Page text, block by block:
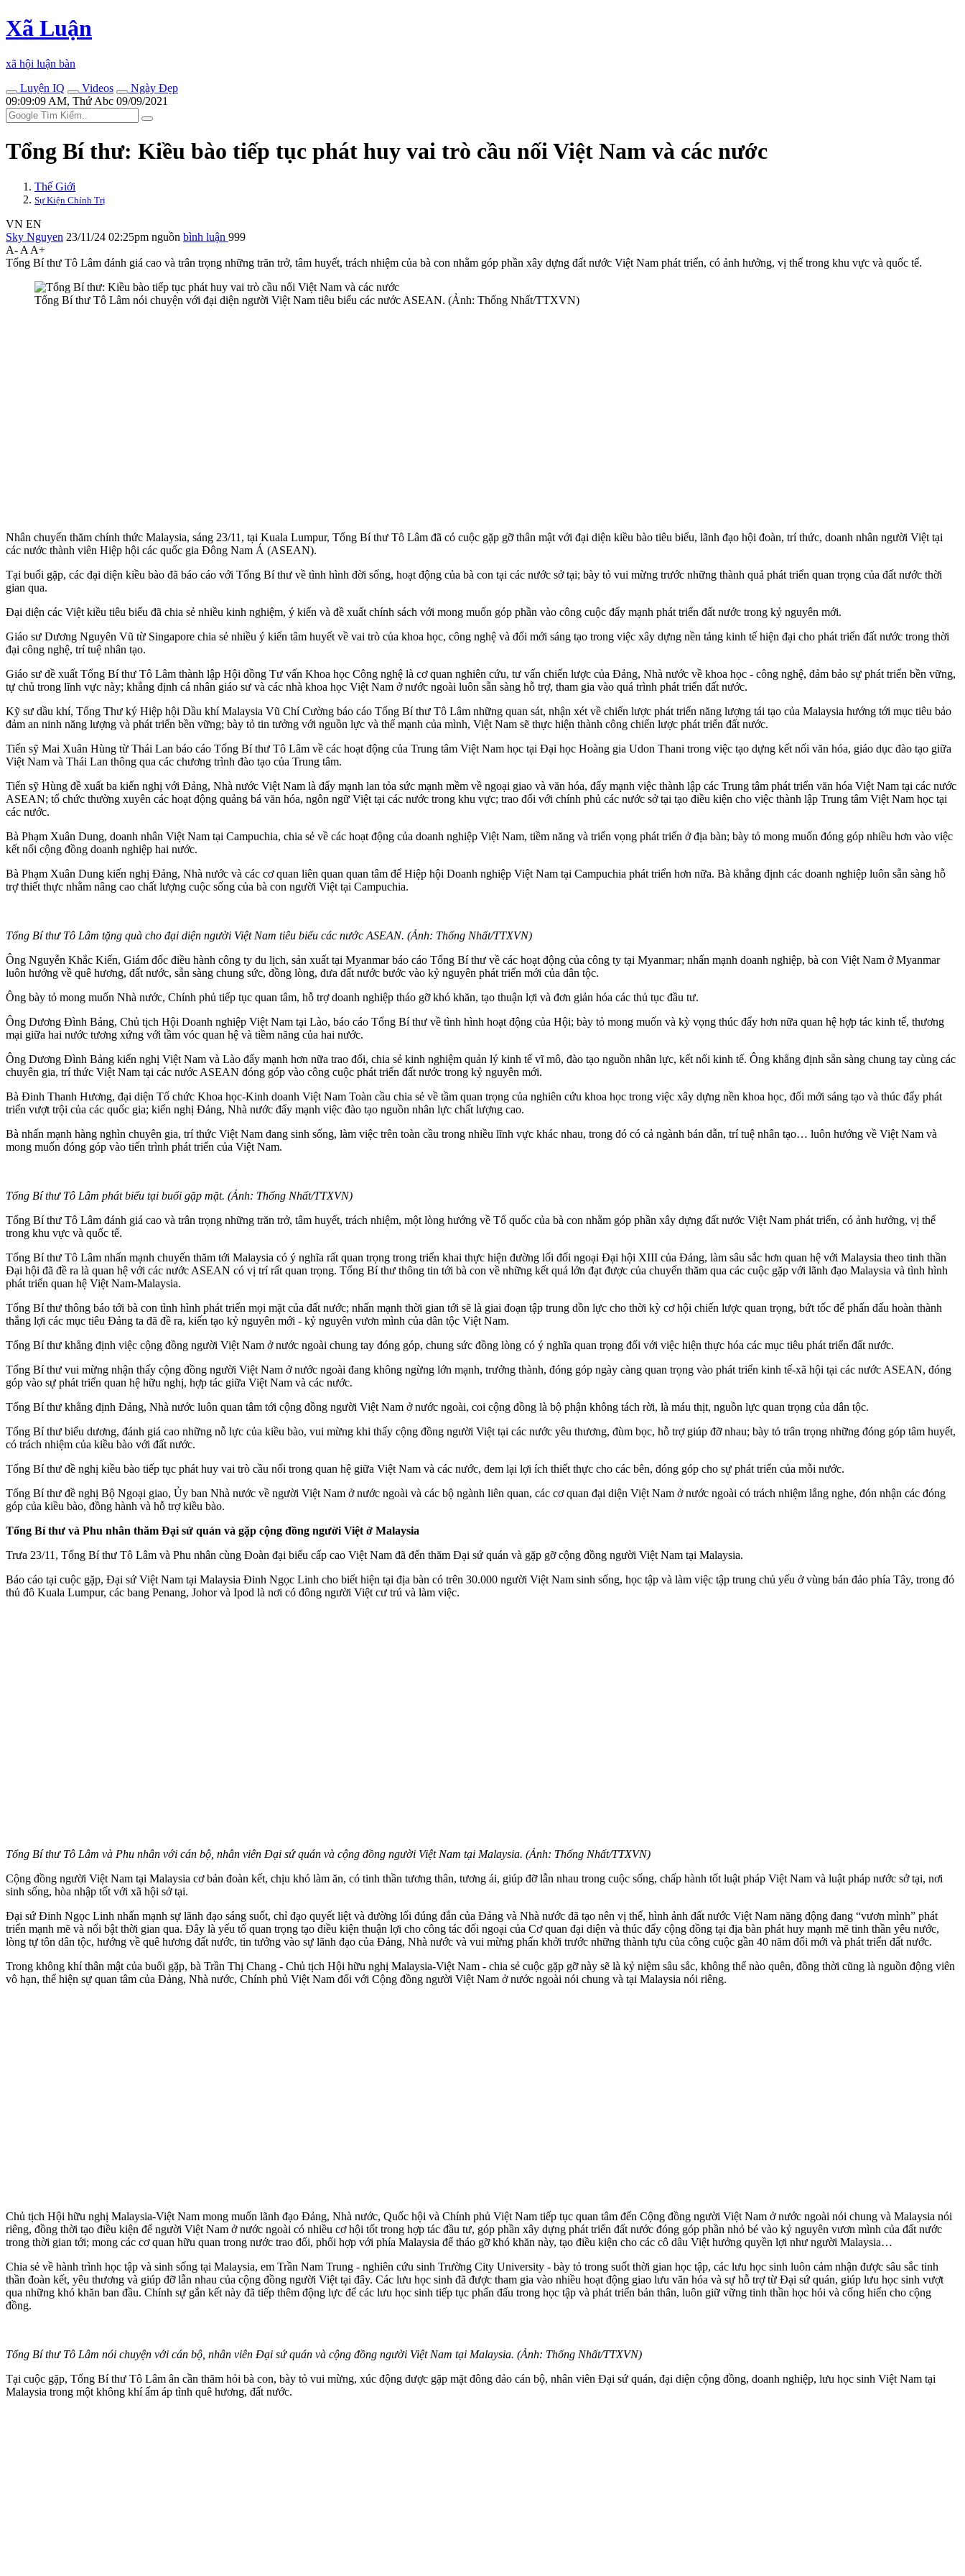
Xã Luận
xã hội luận bàn
Luyện IQ
Videos
Ngày Đẹp
09:09:09 AM, Thứ Abc 09/09/2021
Tổng Bí thư: Kiều bào tiếp tục phát huy vai trò cầu nối Việt Nam và các nước
Thế Giới
Sự Kiện Chính Trị
VN EN
Sky Nguyen 23/11/24 02:25pm nguồn bình luận 999
A- A A+
Tổng Bí thư Tô Lâm đánh giá cao và trân trọng những trăn trở, tâm huyết, trách nhiệm của bà con nhằm góp phần xây dựng đất nước Việt Nam phát triển, có ảnh hưởng, vị thế trong khu vực và quốc tế.
Tổng Bí thư Tô Lâm nói chuyện với đại diện người Việt Nam tiêu biểu các nước ASEAN. (Ảnh: Thống Nhất/TTXVN)
Nhân chuyến thăm chính thức Malaysia, sáng 23/11, tại Kuala Lumpur, Tổng Bí thư Tô Lâm đã có cuộc gặp gỡ thân mật với đại diện kiều bào tiêu biểu, lãnh đạo hội đoàn, trí thức, doanh nhân người Việt tại
các nước thành viên Hiệp hội các quốc gia Đông Nam Á (ASEAN).
Tại buổi gặp, các đại diện kiều bào đã báo cáo với Tổng Bí thư về tình hình đời sống, hoạt động của bà con tại các nước sở tại; bày tỏ vui mừng trước những thành quả phát triển quan trọng của đất nước thời
gian qua.
Đại diện các Việt kiều tiêu biểu đã chia sẻ nhiều kinh nghiệm, ý kiến và đề xuất chính sách với mong muốn góp phần vào công cuộc đẩy mạnh phát triển đất nước trong kỷ nguyên mới.
Giáo sư Dương Nguyên Vũ từ Singapore chia sẻ nhiều ý kiến tâm huyết về vai trò của khoa học, công nghệ và đổi mới sáng tạo trong việc xây dựng nền tảng kinh tế hiện đại cho phát triển đất nước trong thời
đại công nghệ, trí tuệ nhân tạo.
Giáo sư đề xuất Tổng Bí thư Tô Lâm thành lập Hội đồng Tư vấn Khoa học Công nghệ là cơ quan nghiên cứu, tư vấn chiến lược của Đảng, Nhà nước về khoa học - công nghệ, đảm bảo sự phát triển bền vững,
tự chủ trong lĩnh vực này; khẳng định cá nhân giáo sư và các nhà khoa học Việt Nam ở nước ngoài luôn sẵn sàng hỗ trợ, tham gia vào quá trình phát triển đất nước.
Kỹ sư dầu khí, Tổng Thư ký Hiệp hội Dầu khí Malaysia Vũ Chí Cường báo cáo Tổng Bí thư Tô Lâm những quan sát, nhận xét về chiến lược phát triển năng lượng tái tạo của Malaysia hướng tới mục tiêu bảo
đảm an ninh năng lượng và phát triển bền vững; bày tỏ tin tưởng với nguồn lực và thế mạnh của mình, Việt Nam sẽ thực hiện thành công chiến lược phát triển đất nước.
Tiến sỹ Mai Xuân Hùng từ Thái Lan báo cáo Tổng Bí thư Tô Lâm về các hoạt động của Trung tâm Việt Nam học tại Đại học Hoàng gia Udon Thani trong việc tạo dựng kết nối văn hóa, giáo dục đào tạo giữa
Việt Nam và Thái Lan thông qua các chương trình đào tạo của Trung tâm.
Tiến sỹ Hùng đề xuất ba kiến nghị với Đảng, Nhà nước Việt Nam là đẩy mạnh lan tỏa sức mạnh mềm về ngoại giao và văn hóa, đẩy mạnh việc thành lập các Trung tâm phát triển văn hóa Việt Nam tại các nước
ASEAN; tổ chức thường xuyên các hoạt động quảng bá văn hóa, ngôn ngữ Việt tại các nước trong khu vực; trao đổi với chính phủ các nước sở tại tạo điều kiện cho việc thành lập Trung tâm Việt Nam học tại
các nước.
Bà Phạm Xuân Dung, doanh nhân Việt Nam tại Campuchia, chia sẻ về các hoạt động của doanh nghiệp Việt Nam, tiềm năng và triển vọng phát triển ở địa bàn; bày tỏ mong muốn đóng góp nhiều hơn vào việc
kết nối cộng đồng doanh nghiệp hai nước.
Bà Phạm Xuân Dung kiến nghị Đảng, Nhà nước và các cơ quan liên quan quan tâm để Hiệp hội Doanh nghiệp Việt Nam tại Campuchia phát triển hơn nữa. Bà khẳng định các doanh nghiệp luôn sẵn sàng hỗ
trợ thiết thực nhằm nâng cao chất lượng cuộc sống của bà con người Việt tại Campuchia.
Tổng Bí thư Tô Lâm tặng quà cho đại diện người Việt Nam tiêu biểu các nước ASEAN. (Ảnh: Thống Nhất/TTXVN)
Ông Nguyễn Khắc Kiến, Giám đốc điều hành công ty du lịch, sản xuất tại Myanmar báo cáo Tổng Bí thư về các hoạt động của công ty tại Myanmar; nhấn mạnh doanh nghiệp, bà con Việt Nam ở Myanmar
luôn hướng về quê hương, đất nước, sẵn sàng chung sức, đồng lòng, đưa đất nước bước vào kỷ nguyên phát triển mới của dân tộc.
Ông bày tỏ mong muốn Nhà nước, Chính phủ tiếp tục quan tâm, hỗ trợ doanh nghiệp tháo gỡ khó khăn, tạo thuận lợi và đơn giản hóa các thủ tục đầu tư.
Ông Dương Đình Bảng, Chủ tịch Hội Doanh nghiệp Việt Nam tại Lào, báo cáo Tổng Bí thư về tình hình hoạt động của Hội; bày tỏ mong muốn và kỳ vọng thúc đẩy hơn nữa quan hệ hợp tác kinh tế, thương
mại giữa hai nước tương xứng với tầm vóc quan hệ và tiềm năng của hai nước.
Ông Dương Đình Bảng kiến nghị Việt Nam và Lào đẩy mạnh hơn nữa trao đổi, chia sẻ kinh nghiệm quản lý kinh tế vĩ mô, đào tạo nguồn nhân lực, kết nối kinh tế. Ông khẳng định sẵn sàng chung tay cùng các
chuyên gia, trí thức Việt Nam tại các nước ASEAN đóng góp vào công cuộc phát triển đất nước trong kỷ nguyên mới.
Bà Đinh Thanh Hương, đại diện Tổ chức Khoa học-Kinh doanh Việt Nam Toàn cầu chia sẻ về tầm quan trọng của nghiên cứu khoa học trong việc xây dựng nền khoa học, đổi mới sáng tạo và thúc đẩy phát
triển vượt trội của các quốc gia; kiến nghị Đảng, Nhà nước đẩy mạnh việc đào tạo nguồn nhân lực chất lượng cao.
Bà nhấn mạnh hàng nghìn chuyên gia, trí thức Việt Nam đang sinh sống, làm việc trên toàn cầu trong nhiều lĩnh vực khác nhau, trong đó có cả ngành bán dẫn, trí tuệ nhân tạo… luôn hướng về Việt Nam và
mong muốn đóng góp vào tiến trình phát triển của Việt Nam.
Tổng Bí thư Tô Lâm phát biểu tại buổi gặp mặt. (Ảnh: Thống Nhất/TTXVN)
Tổng Bí thư Tô Lâm đánh giá cao và trân trọng những trăn trở, tâm huyết, trách nhiệm, một lòng hướng về Tổ quốc của bà con nhằm góp phần xây dựng đất nước Việt Nam phát triển, có ảnh hưởng, vị thế
trong khu vực và quốc tế.
Tổng Bí thư Tô Lâm nhấn mạnh chuyến thăm tới Malaysia có ý nghĩa rất quan trọng trong triển khai thực hiện đường lối đối ngoại Đại hội XIII của Đảng, làm sâu sắc hơn quan hệ với Malaysia theo tinh thần
Đại hội đã đề ra là quan hệ với các nước ASEAN có vị trí rất quan trọng. Tổng Bí thư thông tin tới bà con về những kết quả lớn đạt được của chuyến thăm qua các cuộc gặp với lãnh đạo Malaysia và tình hình
phát triển quan hệ Việt Nam-Malaysia.
Tổng Bí thư thông báo tới bà con tình hình phát triển mọi mặt của đất nước; nhấn mạnh thời gian tới sẽ là giai đoạn tập trung dồn lực cho thời kỳ cơ hội chiến lược quan trọng, bứt tốc để phấn đấu hoàn thành
thắng lợi các mục tiêu Đảng ta đã đề ra, kiến tạo kỷ nguyên mới - kỷ nguyên vươn mình của dân tộc Việt Nam.
Tổng Bí thư khẳng định việc cộng đồng người Việt Nam ở nước ngoài chung tay đóng góp, chung sức đồng lòng có ý nghĩa quan trọng đối với việc hiện thực hóa các mục tiêu phát triển đất nước.
Tổng Bí thư vui mừng nhận thấy cộng đồng người Việt Nam ở nước ngoài đang không ngừng lớn mạnh, trưởng thành, đóng góp ngày càng quan trọng vào phát triển kinh tế-xã hội tại các nước ASEAN, đóng
góp vào sự phát triển quan hệ hữu nghị, hợp tác giữa Việt Nam và các nước.
Tổng Bí thư khẳng định Đảng, Nhà nước luôn quan tâm tới cộng đồng người Việt Nam ở nước ngoài, coi cộng đồng là bộ phận không tách rời, là máu thịt, nguồn lực quan trọng của dân tộc.
Tổng Bí thư biểu dương, đánh giá cao những nỗ lực của kiều bào, vui mừng khi thấy cộng đồng người Việt tại các nước yêu thương, đùm bọc, hỗ trợ giúp đỡ nhau; bày tỏ trân trọng những đóng góp tâm huyết,
có trách nhiệm của kiều bào với đất nước.
Tổng Bí thư đề nghị kiều bào tiếp tục phát huy vai trò cầu nối trong quan hệ giữa Việt Nam và các nước, đem lại lợi ích thiết thực cho các bên, đóng góp cho sự phát triển của mỗi nước.
Tổng Bí thư đề nghị Bộ Ngoại giao, Ủy ban Nhà nước về người Việt Nam ở nước ngoài và các bộ ngành liên quan, các cơ quan đại diện Việt Nam ở nước ngoài có trách nhiệm lắng nghe, đón nhận các đóng
góp của kiều bào, đồng hành và hỗ trợ kiều bào.
Tổng Bí thư và Phu nhân thăm Đại sứ quán và gặp cộng đồng người Việt ở Malaysia
Trưa 23/11, Tổng Bí thư Tô Lâm và Phu nhân cùng Đoàn đại biểu cấp cao Việt Nam đã đến thăm Đại sứ quán và gặp gỡ cộng đồng người Việt Nam tại Malaysia.
Báo cáo tại cuộc gặp, Đại sứ Việt Nam tại Malaysia Đinh Ngọc Linh cho biết hiện tại địa bàn có trên 30.000 người Việt Nam sinh sống, học tập và làm việc tập trung chủ yếu ở vùng bán đảo phía Tây, trong đó
thủ đô Kuala Lumpur, các bang Penang, Johor và Ipod là nơi có đông người Việt cư trú và làm việc.
Tổng Bí thư Tô Lâm và Phu nhân với cán bộ, nhân viên Đại sứ quán và cộng đồng người Việt Nam tại Malaysia. (Ảnh: Thống Nhất/TTXVN)
Cộng đồng người Việt Nam tại Malaysia cơ bản đoàn kết, chịu khó làm ăn, có tinh thần tương thân, tương ái, giúp đỡ lẫn nhau trong cuộc sống, chấp hành tốt luật pháp Việt Nam và luật pháp nước sở tại, nơi
sinh sống, hòa nhập tốt với xã hội sở tại.
Đại sứ Đinh Ngọc Linh nhấn mạnh sự lãnh đạo sáng suốt, chỉ đạo quyết liệt và đường lối đúng đắn của Đảng và Nhà nước đã tạo nên vị thế, hình ảnh đất nước Việt Nam năng động đang “vươn mình” phát
triển mạnh mẽ và nổi bật thời gian qua. Đây là yếu tố quan trọng tạo điều kiện thuận lợi cho công tác đối ngoại của Cơ quan đại diện và thúc đẩy cộng đồng tại địa bàn phát huy mạnh mẽ tinh thần yêu nước,
lòng tự tôn dân tộc, hướng về quê hương đất nước, tin tưởng vào sự lãnh đạo của Đảng, Nhà nước và vui mừng phấn khởi trước những thành tựu của công cuộc gần 40 năm đổi mới và phát triển đất nước.
Trong không khí thân mật của buổi gặp, bà Trần Thị Chang - Chủ tịch Hội hữu nghị Malaysia-Việt Nam - chia sẻ cuộc gặp gỡ này sẽ là kỷ niệm sâu sắc, không thể nào quên, đồng thời cũng là nguồn động viên
vô hạn, thể hiện sự quan tâm của Đảng, Nhà nước, Chính phủ Việt Nam đối với Cộng đồng người Việt Nam ở nước ngoài nói chung và tại Malaysia nói riêng.
Chủ tịch Hội hữu nghị Malaysia-Việt Nam mong muốn lãnh đạo Đảng, Nhà nước, Quốc hội và Chính phủ Việt Nam tiếp tục quan tâm đến Cộng đồng người Việt Nam ở nước ngoài nói chung và Malaysia nói
riêng, đồng thời tạo điều kiện để người Việt Nam ở nước ngoài có nhiều cơ hội tốt trong hợp tác đầu tư, góp phần xây dựng phát triển đất nước đóng góp phần nhỏ bé vào kỷ nguyên vươn mình của đất nước
trong thời gian tới; mong các cơ quan hữu quan trong nước trao đổi, phối hợp với phía Malaysia để tháo gỡ khó khăn này, tạo điều kiện cho các cô dâu Việt hưởng quyền lợi như người Malaysia…
Chia sẻ về hành trình học tập và sinh sống tại Malaysia, em Trần Nam Trung - nghiên cứu sinh Trường City University - bày tỏ trong suốt thời gian học tập, các lưu học sinh luôn cảm nhận được sâu sắc tinh
thần đoàn kết, yêu thương và giúp đỡ lẫn nhau của cộng đồng người Việt tại đây. Các lưu học sinh đã được tham gia vào nhiều hoạt động giao lưu văn hóa và sự hỗ trợ từ Đại sứ quán, giúp lưu học sinh vượt
qua những khó khăn ban đầu. Chính sự gắn kết này đã tiếp thêm động lực để các lưu học sinh tiếp tục phấn đấu trong học tập và phát triển bản thân, luôn giữ vững tinh thần học hỏi và cống hiến cho cộng
đồng.
Tổng Bí thư Tô Lâm nói chuyện với cán bộ, nhân viên Đại sứ quán và cộng đồng người Việt Nam tại Malaysia. (Ảnh: Thống Nhất/TTXVN)
Tại cuộc gặp, Tổng Bí thư Tô Lâm ân cần thăm hỏi bà con, bày tỏ vui mừng, xúc động được gặp mặt đông đảo cán bộ, nhân viên Đại sứ quán, đại diện cộng đồng, doanh nghiệp, lưu học sinh Việt Nam tại
Malaysia trong một không khí ấm áp tình quê hương, đất nước.